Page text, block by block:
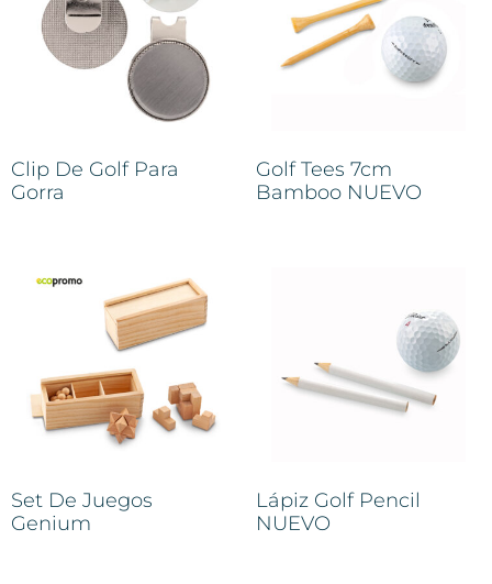
Clip De Golf Para
Gorra
Golf Tees 7cm
Bamboo NUEVO
Set De Juegos
Genium
Lápiz Golf Pencil
NUEVO